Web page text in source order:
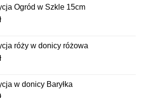
Ogród w Szkle 15cm
róży w donicy różowa
w donicy Baryłka